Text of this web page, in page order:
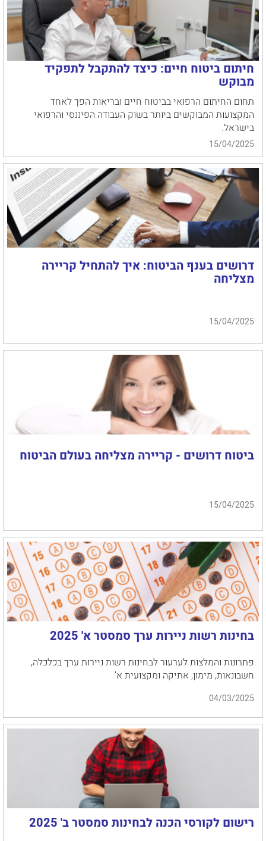
חיתום ביטוח חיים: כיצד להתקבל לתפקיד
מבוקש
תחום החיתום הרפואי בביטוח חיים ובריאות הפך לאחד
המקצועות המבוקשים ביותר בשוק העבודה הפיננסי והרפואי
בישראל.
15/04/2025
דרושים בענף הביטוח: איך להתחיל קריירה
מצליחה
15/04/2025
ביטוח דרושים - קריירה מצליחה בעולם הביטוח
15/04/2025
בחינות רשות ניירות ערך סמסטר א' 2025
פתרונות והמלצות לערעור לבחינות רשות ניירות ערך בכלכלה,
חשבונאות, מימון, אתיקה ומקצועית א'
04/03/2025
רישום לקורסי הכנה לבחינות סמסטר ב' 2025